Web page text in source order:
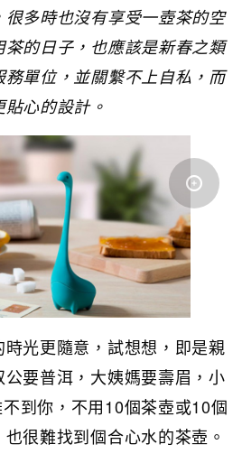
多時也沒有享受一壺茶的空
的日子，也應該是新春之類
單位，並關繫不上自私，而
貼心的設計。
光更隨意，試想想，即是親
要普洱，大姨媽要壽眉，小
到你，不用10個茶壺或10個
很難找到個合心水的茶壺。